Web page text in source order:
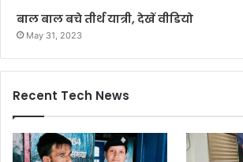
बाल बाल बचे तीर्थ यात्री, देखें वीडियो
May 31, 2023
Recent Tech News